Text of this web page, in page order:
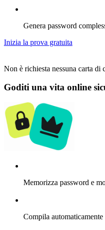
Genera password
Inizia la prova gratuita
Non è richiesta nessuna carta di
Goditi una vita online
Memorizza password e
Compila